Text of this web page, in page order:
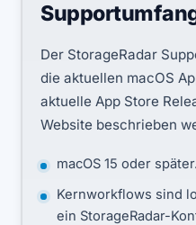
Der StorageRadar
die aktuellen macOS
aktuelle App Store
Website beschrieben
macOS 15 oder später.
Kernworkflows sind
ein StorageRadar-